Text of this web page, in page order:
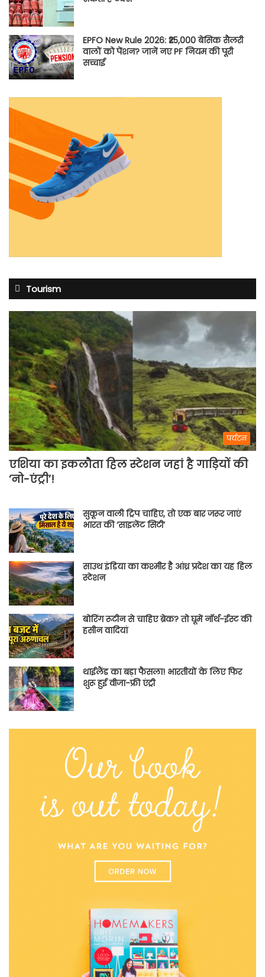
EPFO New Rule 2026: ₹25,000 बेसिक सैलरी
वालों को पेंशन? जानें नए PF नियम की पूरी
सच्चाई
Tourism
पर्यटन
एशिया का इकलौता हिल स्टेशन जहां है गाड़ियों की
‘नो-एंट्री’!
सुकून वाली ट्रिप चाहिए, तो एक बार जरूर जाएं
भारत की ‘साइलेंट सिटी’
साउथ इंडिया का कश्मीर है आंध्र प्रदेश का यह हिल
स्टेशन
बोरिंग रूटीन से चाहिए ब्रेक? तो घूमें नॉर्थ-ईस्ट की
हसीन वादियां
थाईलैंड का बड़ा फैसला! भारतीयों के लिए फिर
शुरू हुई वीजा-फ्री एंट्री